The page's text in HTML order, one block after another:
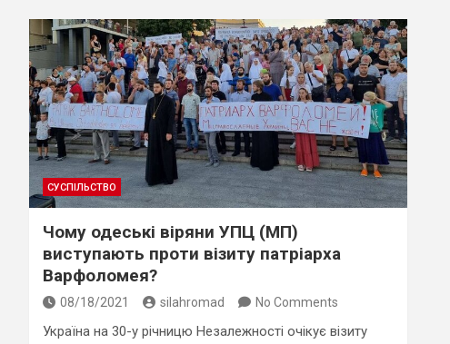
СУСПІЛЬСТВО
Чому одеські віряни УПЦ (МП)
виступають проти візиту патріарха
Варфоломея?
08/18/2021 silahromad No Comments
Україна на 30-у річницю Незалежності очікує візиту